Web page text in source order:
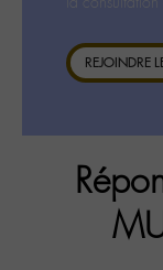
REJOINDRE